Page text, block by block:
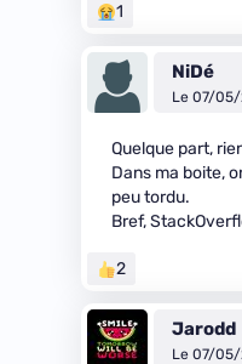
1
NiDé
Le 07/05/
Quelque part,
Dans ma boite,
peu tordu.
Bref,
2
Jarodd
Le 07/05/